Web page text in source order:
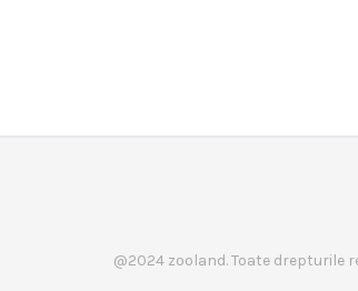
@2024 zooland. Toate drepturile